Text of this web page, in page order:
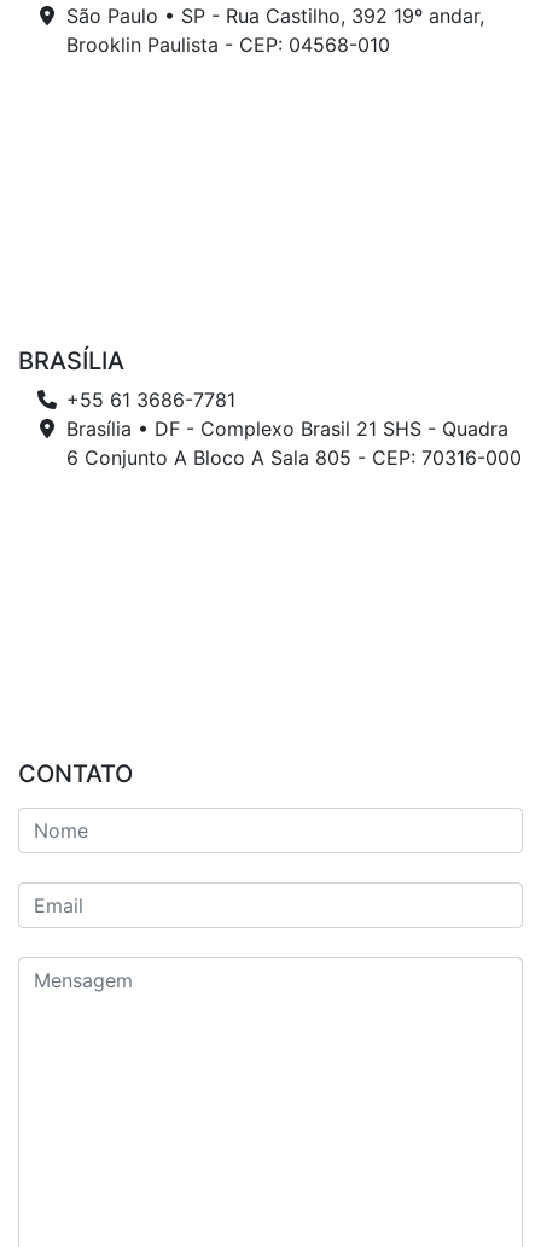
São Paulo • SP - Rua Castilho, 392 19º andar,
Brooklin Paulista - CEP: 04568-010
BRASÍLIA
+55 61 3686-7781
Brasília • DF - Complexo Brasil 21 SHS - Quadra
6 Conjunto A Bloco A Sala 805 - CEP: 70316-000
CONTATO